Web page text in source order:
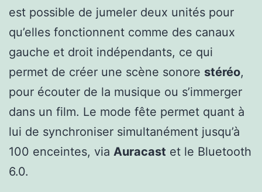
est possible de jumeler deux unités pour
qu’elles fonctionnent comme des canaux
gauche et droit indépendants, ce qui
permet de créer une scène sonore stéréo,
pour écouter de la musique ou s’immerger
dans un film. Le mode fête permet quant à
lui de synchroniser simultanément jusqu’à
100 enceintes, via Auracast et le Bluetooth
6.0.